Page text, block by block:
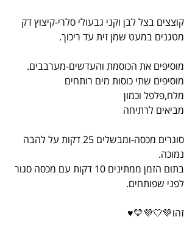
קוצצים בצל לבן וקני גבעולי סלרי-קיצוץ דק
מטגנים במעט שמן זית עד ריכוך.
מוסיפים את הכוסמת והעדשים-מערבבים.
מוסיפים שתי כוסות מים רותחים
מלח,פלפל וכמון
מביאים לרתיחה
סוגרים מכסה-ומבשלים 25 דקות על להבה
נמוכה.
בתום הזמן ממתינים 10 דקות עם מכסה סגור
לפני שפותחים.
זהו💚🤍💜💛♥️